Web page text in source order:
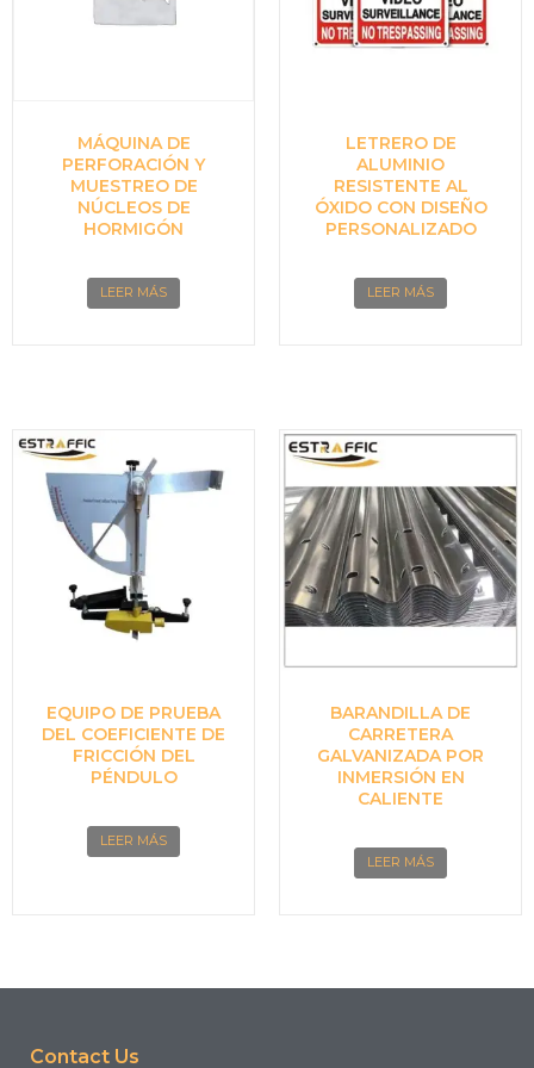
MÁQUINA DE
PERFORACIÓN Y
MUESTREO DE
NÚCLEOS DE
HORMIGÓN
LEER MÁS
LETRERO DE
ALUMINIO
RESISTENTE AL
ÓXIDO CON DISEÑO
PERSONALIZADO
LEER MÁS
EQUIPO DE PRUEBA
DEL COEFICIENTE DE
FRICCIÓN DEL
PÉNDULO
LEER MÁS
BARANDILLA DE
CARRETERA
GALVANIZADA POR
INMERSIÓN EN
CALIENTE
LEER MÁS
Contact Us